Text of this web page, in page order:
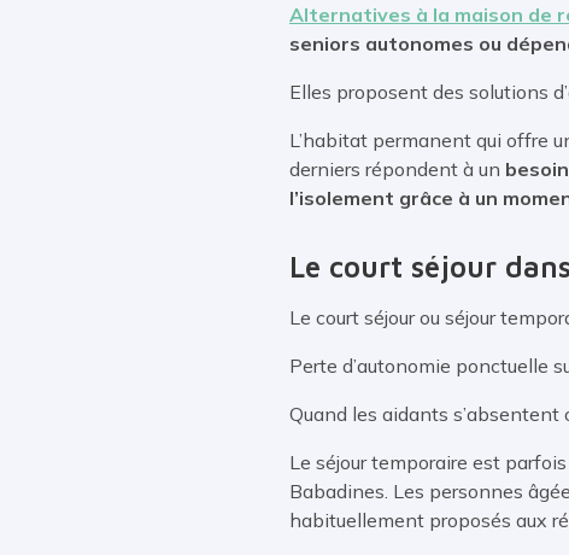
Alternatives à la maison de
seniors autonomes ou
Elles proposent des solutions
L’habitat permanent qui offre
derniers répondent à un
l’isolement grâce à un
Le court séjour
Le court séjour ou séjour
Perte d’autonomie ponctuelle
Quand les aidants s’absentent
Le séjour temporaire est
Babadines. Les personnes
habituellement proposés aux